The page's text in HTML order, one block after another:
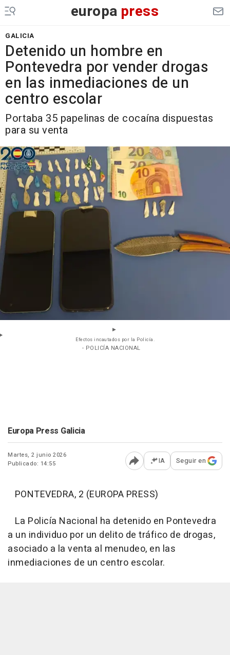
europa press
GALICIA
Detenido un hombre en
Pontevedra por vender drogas
en las inmediaciones de un
centro escolar
Portaba 35 papelinas de cocaína dispuestas
para su venta
Efectos incautados por la Policía.
- POLICÍA NACIONAL
Europa Press Galicia
Martes, 2 junio 2026
Publicado: 14:55
Abrir opciones para
IA Seguir en
PONTEVEDRA, 2 (EUROPA PRESS)
La Policía Nacional ha detenido en Pontevedra
a un individuo por un delito de tráfico de drogas,
asociado a la venta al menudeo, en las
inmediaciones de un centro escolar.